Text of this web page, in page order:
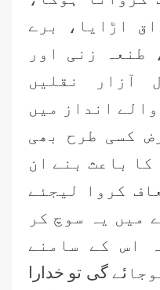
اڑایا، برے
طنعہ زنی اور
آزار نقلیں
انداز میں
کسی طرح بھی
کا باعث بنے ان
کروا لیجئے
میں یہ سوچ کر
اس کے سامنے
ئے گی تو خدارا